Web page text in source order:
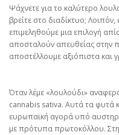
Ψάχνετε για το καλύτερο
βρείτε στο διαδίκτυο;
επιμεληθούμε μια επιλογή
αποσταλούν απευθείας στην
αποστέλλουμε αξιόπιστα και
Όταν λέμε «λουλούδι»
cannabis sativa. Αυτά τα φυτά
ευρωπαϊκή αγορά υπό
με πρότυπα πρωτοκόλλου.